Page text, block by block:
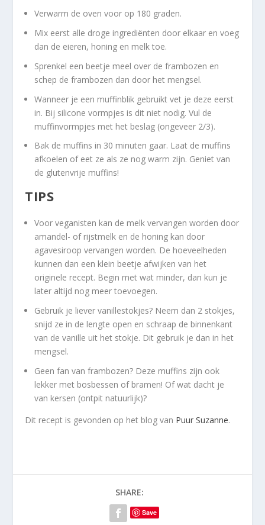
Verwarm de oven voor op 180 graden.
Mix eerst alle droge ingrediënten door elkaar en voeg
dan de eieren, honing en melk toe.
Sprenkel een beetje meel over de frambozen en
schep de frambozen dan door het mengsel.
Wanneer je een muffinblik gebruikt vet je deze eerst
in. Bij silicone vormpjes is dit niet nodig. Vul de
muffinvormpjes met het beslag (ongeveer 2/3).
Bak de muffins in 30 minuten gaar. Laat de muffins
afkoelen of eet ze als ze nog warm zijn. Geniet van
de glutenvrije muffins!
TIPS
Voor veganisten kan de melk vervangen worden door
amandel- of rijstmelk en de honing kan door
agavesiroop vervangen worden. De hoeveelheden
kunnen dan een klein beetje afwijken van het
originele recept. Begin met wat minder, dan kun je
later altijd nog meer toevoegen.
Gebruik je liever vanillestokjes? Neem dan 2 stokjes,
snijd ze in de lengte open en schraap de binnenkant
van de vanille uit het stokje. Dit gebruik je dan in het
mengsel.
Geen fan van frambozen? Deze muffins zijn ook
lekker met bosbessen of bramen! Of wat dacht je
van kersen (ontpit natuurlijk)?
Dit recept is gevonden op het blog van Puur Suzanne.
SHARE:
Save